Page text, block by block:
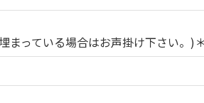
まっている場合はお声掛け下さい。)